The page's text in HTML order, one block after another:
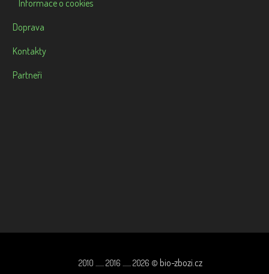
Informace o cookies
Doprava
Kontakty
Partneři
2010 ....... 2016 ....... 2026 © bio-zbozi.cz